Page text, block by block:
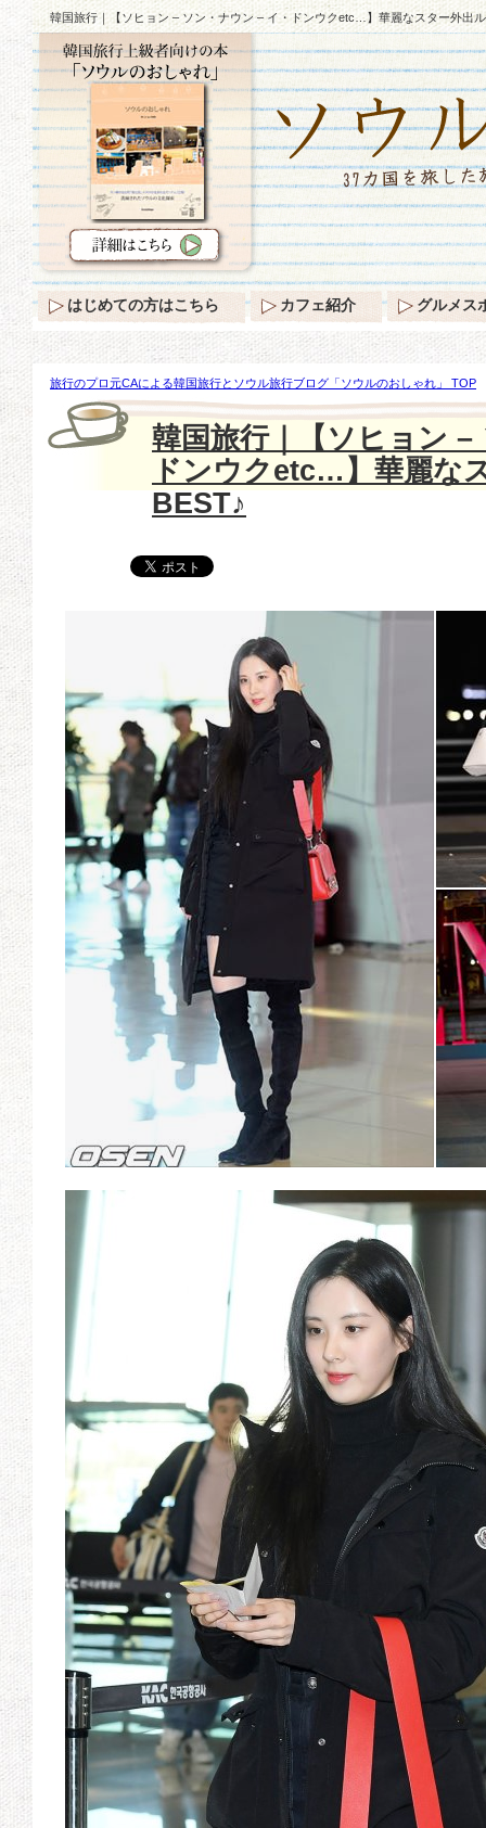
韓国旅行｜【ソヒョン – ソン・ナウン – イ・ドンウクetc…】華麗なスター外出
旅行のプロ元CAによる韓国旅行とソウル旅行ブログ「ソウルのおしゃれ」 TOP
ン – ソン・ナウン – イ・ドンウクetc…】華麗なスター外出ルックBEST♪
韓国旅行｜【ソヒョン
ドンウクetc…】華麗な
BEST♪
はじめての方はこちら カフェ紹介 グルメス